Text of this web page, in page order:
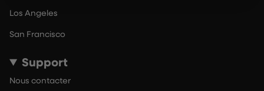
Los Angeles
San Francisco
Support
Nous contacter